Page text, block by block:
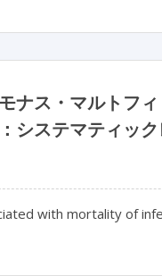
ナス・マルト
システマティッ
with mortality of